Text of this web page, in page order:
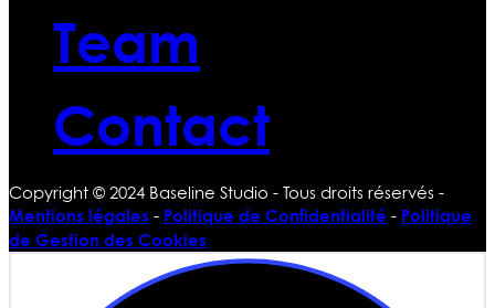
Team
Contact
Copyright © 2024 Baseline Studio - Tous droits réservés -
Mentions légales - Politique de Confidentialité - Politique
de Gestion des Cookies